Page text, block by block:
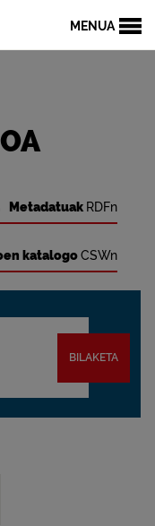
MENUA
Metadatuak RDFn
katalogoCSWn
BILAKETA